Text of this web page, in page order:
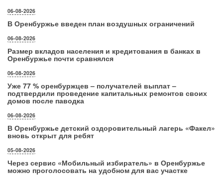
06-08-2026
В Оренбуржье введен план воздушных ограничений
06-08-2026
Размер вкладов населения и кредитования в банках в
Оренбуржье почти сравнялся
06-08-2026
Уже 77 % оренбуржцев – получателей выплат –
подтвердили проведение капитальных ремонтов своих
домов после паводка
06-08-2026
В Оренбуржье детский оздоровительный лагерь «Факел»
вновь открыт для ребят
05-08-2026
Через сервис «Мобильный избиратель» в Оренбуржье
можно проголосовать на удобном для вас участке